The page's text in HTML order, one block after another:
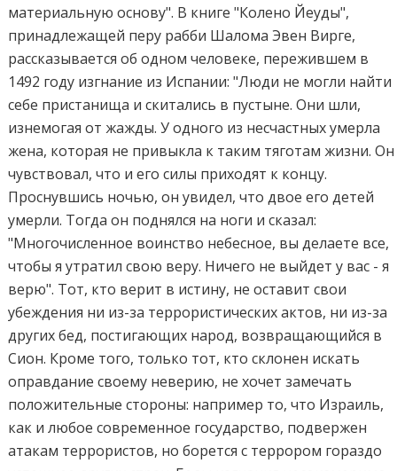
материальную основу". В книге "Колено Йеуды",
принадлежащей перу рабби Шалома Эвен Вирге,
рассказывается об одном человеке, пережившем в
1492 году изгнание из Испании: "Люди не могли найти
себе пристанища и скитались в пустыне. Они шли,
изнемогая от жажды. У одного из несчастных умерла
жена, которая не привыкла к таким тяготам жизни. Он
чувствовал, что и его силы приходят к концу.
Проснувшись ночью, он увидел, что двое его детей
умерли. Тогда он поднялся на ноги и сказал:
"Многочисленное воинство небесное, вы делаете все,
чтобы я утратил свою веру. Ничего не выйдет у вас - я
верю". Тот, кто верит в истину, не оставит свои
убеждения ни из-за террористических актов, ни из-за
других бед, постигающих народ, возвращающийся в
Сион. Кроме того, только тот, кто склонен искать
оправдание своему неверию, не хочет замечать
положительные стороны: например то, что Израиль,
как и любое современное государство, подвержен
атакам террористов, но борется с террором гораздо